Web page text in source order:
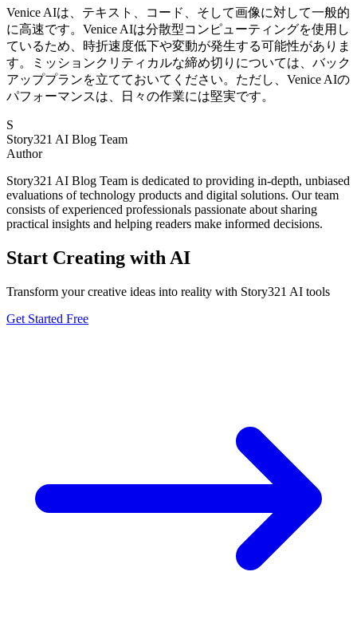
Venice AIは、テキスト、コード、そして画像に対して一般的
に高速です。Venice AIは分散型コンピューティングを使用し
ているため、時折速度低下や変動が発生する可能性がありま
す。ミッションクリティカルな締め切りについては、バック
アッププランを立てておいてください。ただし、Venice AIの
パフォーマンスは、日々の作業には堅実です。
S
Story321 AI Blog Team
Author
Story321 AI Blog Team is dedicated to providing in-depth, unbiased
evaluations of technology products and digital solutions. Our team
consists of experienced professionals passionate about sharing
practical insights and helping readers make informed decisions.
Start Creating with AI
Transform your creative ideas into reality with Story321 AI tools
Get Started Free